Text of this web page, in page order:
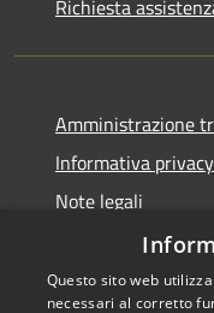
Richiesta
Amministrazione
Informativa privacy
Note legali
Dichiarazione di
Questo sito web
necessari al corretto